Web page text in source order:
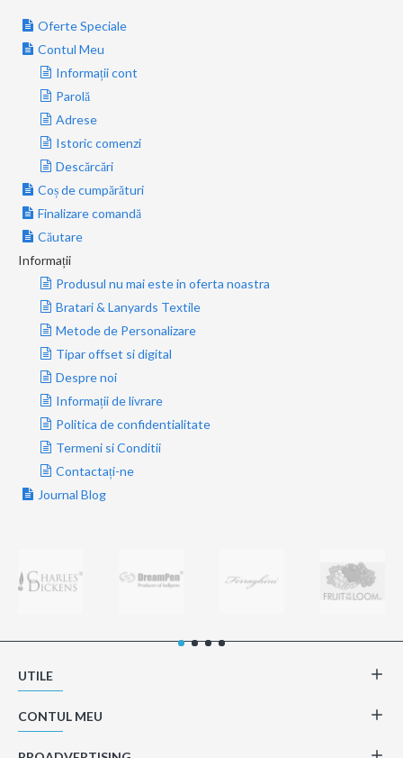
Oferte Speciale
Contul Meu
Informații cont
Parolă
Adrese
Istoric comenzi
Descărcări
Coș de cumpărături
Finalizare comandă
Căutare
Informații
Produsul nu mai este in oferta noastra
Bratari & Lanyards Textile
Metode de Personalizare
Tipar offset si digital
Despre noi
Informații de livrare
Politica de confidentialitate
Termeni si Conditii
Contactați-ne
Journal Blog
UTILE
CONTUL MEU